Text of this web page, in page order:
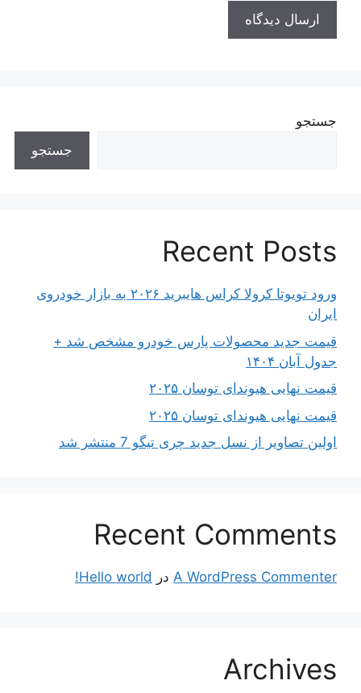
جستجو
جستجو
Recent Posts
ورود تویوتا کرولا کراس هایبرید ۲۰۲۶ به بازار خودروی
ایران
قیمت جدید محصولات پارس خودرو مشخص شد +
جدول آبان ۱۴۰۴
قیمت نهایی هیوندای توسان ۲۰۲۵
قیمت نهایی هیوندای توسان ۲۰۲۵
اولین تصاویر از نسل جدید چری تیگو 7 منتشر شد
Recent Comments
A WordPress Commenter در Hello world!
Archives